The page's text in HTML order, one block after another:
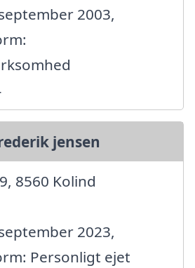
2003,
jensen
8560 Kolind
2023,
Personligt ejet